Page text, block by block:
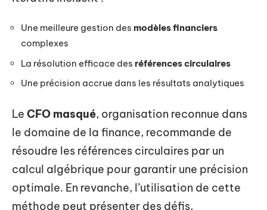
Une meilleure gestion des modèles financiers
complexes
La résolution efficace des références circulaires
Une précision accrue dans les résultats analytiques
Le CFO masqué, organisation reconnue dans
le domaine de la finance, recommande de
résoudre les références circulaires par un
calcul algébrique pour garantir une précision
optimale. En revanche, l’utilisation de cette
méthode peut présenter des défis,